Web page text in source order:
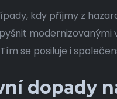
kdy příjmy z
se posiluje i
dopady